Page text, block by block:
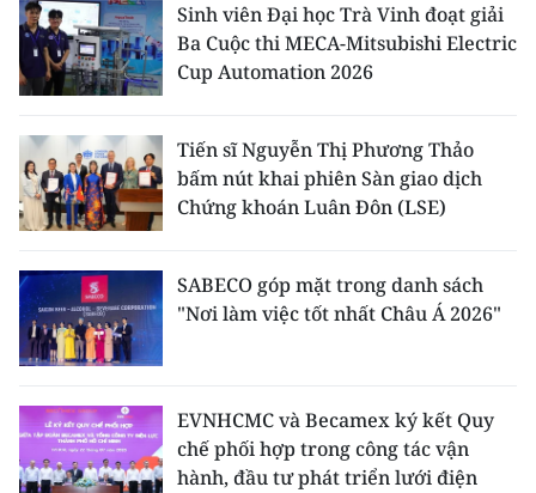
Sinh viên Đại học Trà Vinh đoạt giải
Ba Cuộc thi MECA-Mitsubishi Electric
Cup Automation 2026
Tiến sĩ Nguyễn Thị Phương Thảo
bấm nút khai phiên Sàn giao dịch
Chứng khoán Luân Đôn (LSE)
SABECO góp mặt trong danh sách
"Nơi làm việc tốt nhất Châu Á 2026"
EVNHCMC và Becamex ký kết Quy
chế phối hợp trong công tác vận
hành, đầu tư phát triển lưới điện